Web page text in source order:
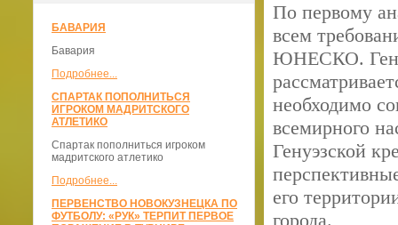
БАВАРИЯ
Бавария
Подробнее...
СПАРТАК ПОПОЛНИТЬСЯ
ИГРОКОМ МАДРИТСКОГО
АТЛЕТИКО
Спартак пополниться игроком
мадритского атлетико
Подробнее...
ПЕРВЕНСТВО НОВОКУЗНЕЦКА ПО
ФУТБОЛУ: «РУК» ТЕРПИТ ПЕРВОЕ
По первому
всем
ЮНЕСКО.
необходимо
всемирного
Генуэзской
его
города.